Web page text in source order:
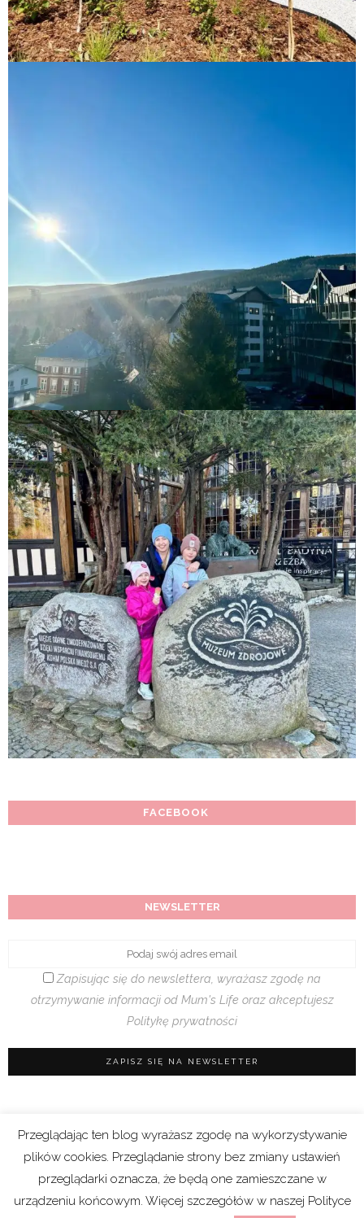
FACEBOOK
NEWSLETTER
Zapisując się do newslettera, wyrażasz zgodę na
otrzymywanie informacji od Mum's Life oraz akceptujesz
Politykę prywatności
Regulamin sklepu |Polityka prywatności (RODO)
|Cookies
Przeglądając ten blog wyrażasz zgodę na wykorzystywanie
plików cookies. Przeglądanie strony bez zmiany ustawień
przeglądarki oznacza, że będą one zamieszczane w
urządzeniu końcowym. Więcej szczegółów w naszej Polityce